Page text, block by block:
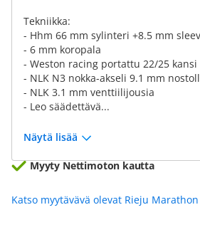
Tekniikka:
- Hhm 66 mm sylinteri +8.5 mm
- 6 mm koropala
- Weston racing portattu 22/25 kansi
- NLK N3 nokka-akseli 9.1 mm
- NLK 3.1 mm venttiilijousia
- Leo säädettävä...
Näytä lisää
Myyty Nettimoton kautta
Katso myytävävä olevat Rieju